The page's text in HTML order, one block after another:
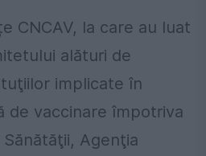
CNCAV, la care au luat
alături de
implicate în
de vaccinare împotriva
Agenţia